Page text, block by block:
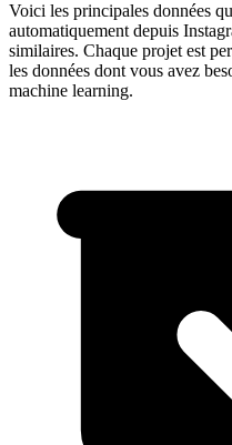
Voici les principales données
automatiquement depuis
similaires. Chaque projet est
les données dont vous avez
machine learning.